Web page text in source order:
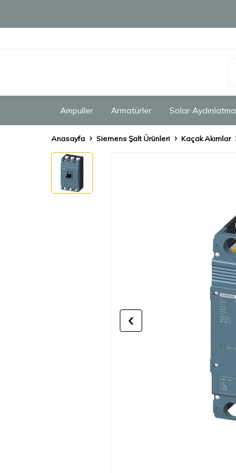
Ampuller Armatürler Solar Aydınlatma
Anasayfa Siemens Şalt Ürünleri Kaçak Akımlar